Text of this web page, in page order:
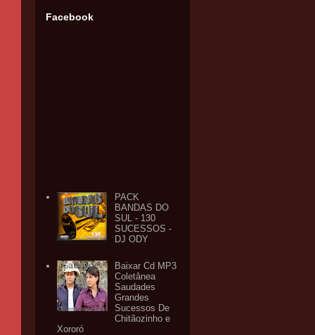
Facebook
PACK
BANDAS DO
SUL - 130
SUCESSOS -
DJ ODY
Baixar Cd MP3
Coletânea
Saudades
Grandes
Sucessos De
Chitãozinho e
Xororó